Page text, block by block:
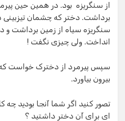
از سنگریزه بود. در همین حین
برداشت. دختر که چشمان
سنگریزه سیاه از زمین برداشت و
انداخت. ولی چیزی نگفت !
سپس پیرمرد از دخترک خواست که
بیرون بیاورد.
تصور کنید اگر شما آنجا بودید چه
ای برای آن دختر داشتید ؟